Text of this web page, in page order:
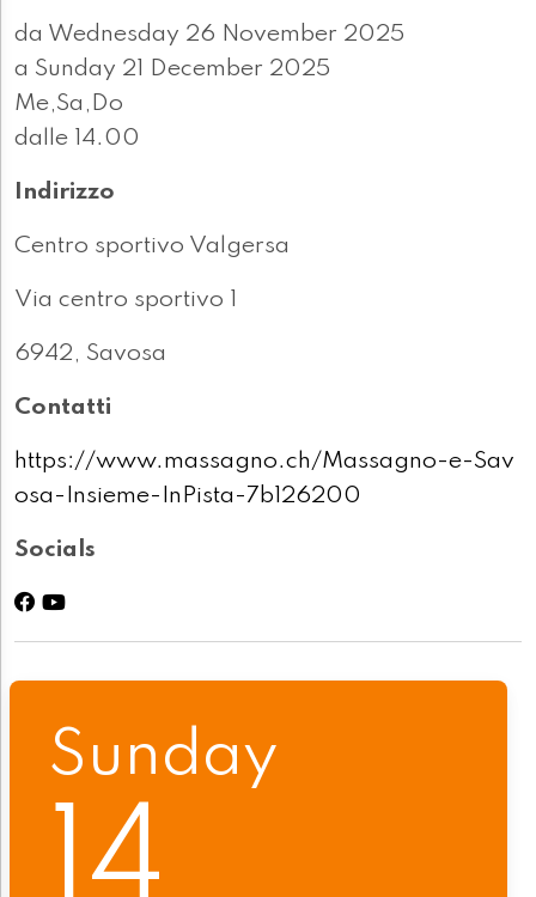
da Wednesday 26 November 2025
a Sunday 21 December 2025
Me,Sa,Do
dalle 14.00
Indirizzo
Centro sportivo Valgersa
Via centro sportivo 1
6942, Savosa
Contatti
https://www.massagno.ch/Massagno-e-Sav
osa-Insieme-InPista-7b126200
Socials
Sunday
14